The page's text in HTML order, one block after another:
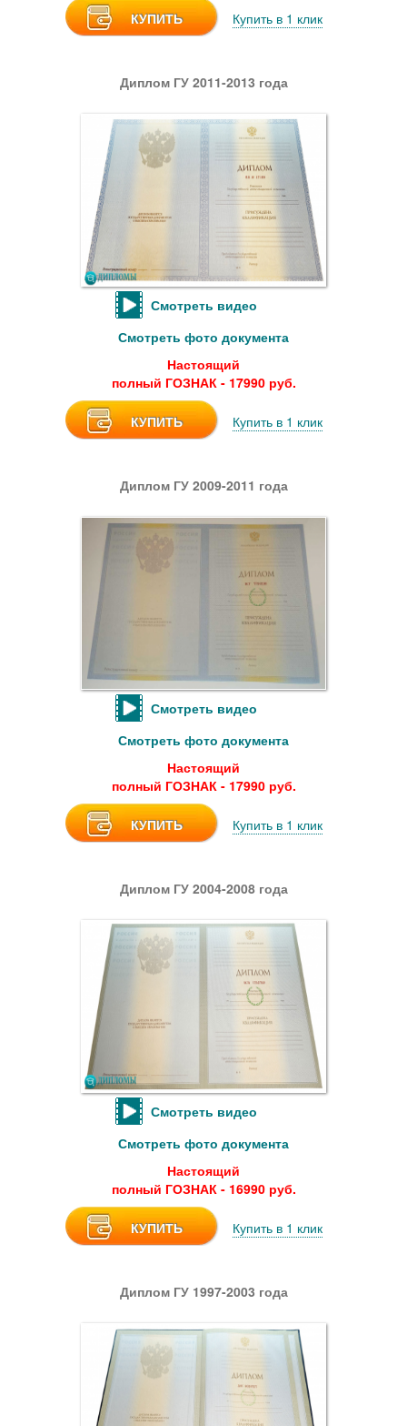
КУПИТЬ Купить в 1 клик
Диплом ГУ 2011-2013 года
Смотреть видео
Смотреть фото документа
Настоящий
полный ГОЗНАК - 17990 руб.
КУПИТЬ Купить в 1 клик
Диплом ГУ 2009-2011 года
Смотреть видео
Смотреть фото документа
Настоящий
полный ГОЗНАК - 17990 руб.
КУПИТЬ Купить в 1 клик
Диплом ГУ 2004-2008 года
Смотреть видео
Смотреть фото документа
Настоящий
полный ГОЗНАК - 16990 руб.
КУПИТЬ Купить в 1 клик
Диплом ГУ 1997-2003 года